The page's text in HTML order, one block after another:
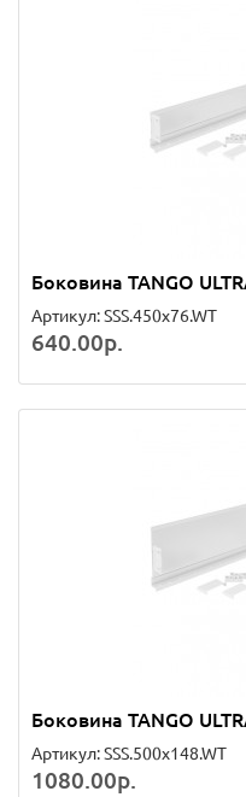
Боковина TANGO
Артикул: SSS.450x76.WT
640.00р.
Боковина TANGO
Артикул: SSS.500x148.WT
1080.00р.